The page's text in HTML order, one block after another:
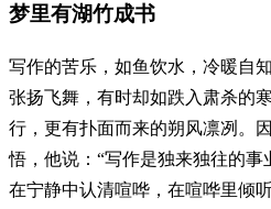
梦里有湖竹成书
写作的苦乐，如鱼饮水，冷暖自
张扬飞舞，有时却如跌入肃杀的
行，更有扑面而来的朔风凛冽。
悟，他说：“写作是独来独往的事
在宁静中认清喧哗，在喧哗里倾